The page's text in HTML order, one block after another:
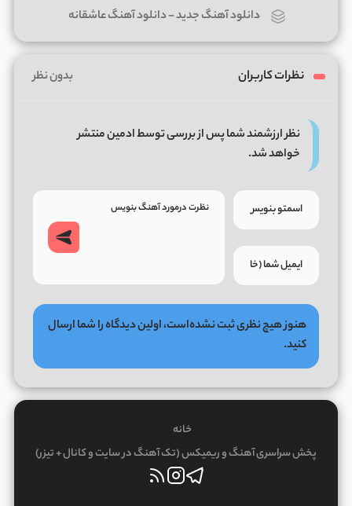
دانلود آهنگ جدید-دانلود آهنگ عاشقانه
نظرات کاربران بدون نظر
نظر ارزشمند شما پس از بررسی توسط ادمین منتشر
خواهد شد.
هنوز هیچ نظری ثبت نشده‌است، اولین دیدگاه را شما ارسال
کنید.
خانه
پخش سراسری آهنگ و ریمیکس (تک آهنگ در سایت و کانال + تیزر)